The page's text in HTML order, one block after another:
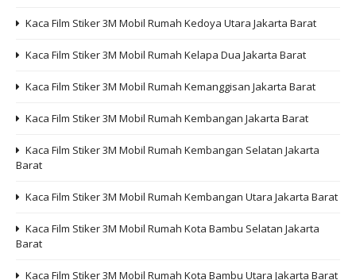
Kaca Film Stiker 3M Mobil Rumah Kedoya Utara Jakarta Barat
Kaca Film Stiker 3M Mobil Rumah Kelapa Dua Jakarta Barat
Kaca Film Stiker 3M Mobil Rumah Kemanggisan Jakarta Barat
Kaca Film Stiker 3M Mobil Rumah Kembangan Jakarta Barat
Kaca Film Stiker 3M Mobil Rumah Kembangan Selatan Jakarta
Barat
Kaca Film Stiker 3M Mobil Rumah Kembangan Utara Jakarta Barat
Kaca Film Stiker 3M Mobil Rumah Kota Bambu Selatan Jakarta
Barat
Kaca Film Stiker 3M Mobil Rumah Kota Bambu Utara Jakarta Barat